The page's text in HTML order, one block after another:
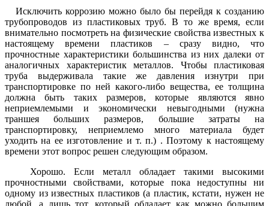
Исключить коррозию можно было бы перейдя к созданию
трубопроводов из пластиковых труб. В то же время, если
внимательно посмотреть на физические свойства известных к
настоящему времени пластиков – сразу видно, что
прочностные характеристики большинства из них далеки от
аналогичных характеристик металлов. Чтобы пластиковая
труба выдерживала такие же давления изнутри при
транспортировке по ней какого-либо вещества, ее толщина
должна быть таких размеров, которые являются явно
неприемлемыми и экономически невыгодными (нужна
траншея больших размеров, большие затраты на
транспортировку, неприемлемо много материала будет
уходить на ее изготовление и т. п.) . Поэтому к настоящему
времени этот вопрос решен следующим образом.
Хорошо. Если металл обладает такими высокими
прочностными свойствами, которые пока недоступны ни
одному из известных пластиков (а пластик, кстати, нужен не
любой, а лишь тот, который обладает как можно большим